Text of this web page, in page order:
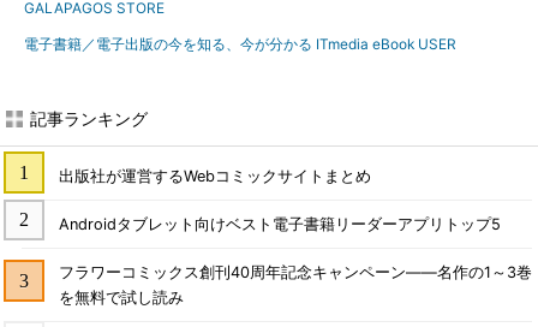
GALAPAGOS STORE
電子書籍／電子出版の今を知る、今が分かる ITmedia eBook USER
記事ランキング
出版社が運営するWebコミックサイトまとめ
Androidタブレット向けベスト電子書籍リーダーアプリトップ5
フラワーコミックス創刊40周年記念キャンペーン――名作の1～3巻
を無料で試し読み